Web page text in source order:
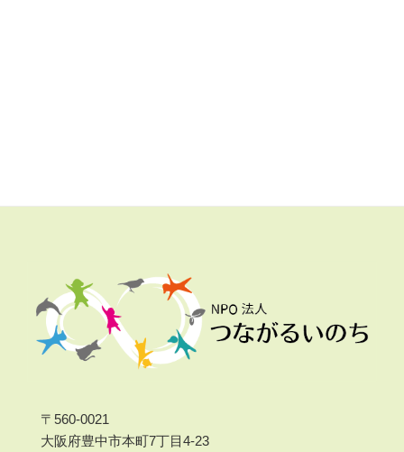
〒560-0021
大阪府豊中市本町7丁目4-23